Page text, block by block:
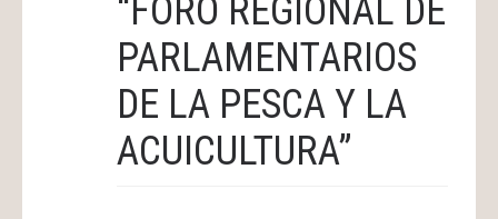
“FORO REGIONAL DE
PARLAMENTARIOS
DE LA PESCA Y LA
ACUICULTURA”